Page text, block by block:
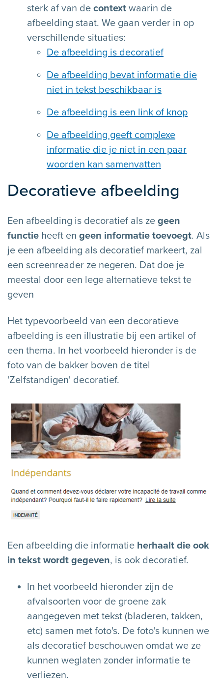
sterk af van de context waarin de
afbeelding staat. We gaan verder in op
verschillende situaties:
De afbeelding is decoratief
De afbeelding bevat informatie die
niet in tekst beschikbaar is
De afbeelding is een link of knop
De afbeelding geeft complexe
informatie die je niet in een paar
woorden kan samenvatten
Decoratieve afbeelding
Een afbeelding is decoratief als ze geen
functie heeft en geen informatie toevoegt. Als
je een afbeelding als decoratief markeert, zal
een screenreader ze negeren. Dat doe je
meestal door een lege alternatieve tekst te
geven
Het typevoorbeeld van een decoratieve
afbeelding is een illustratie bij een artikel of
een thema. In het voorbeeld hieronder is de
foto van de bakker boven de titel
'Zelfstandigen' decoratief.
Een afbeelding die informatie herhaalt die ook
in tekst wordt gegeven, is ook decoratief.
In het voorbeeld hieronder zijn de
afvalsoorten voor de groene zak
aangegeven met tekst (bladeren, takken,
etc) samen met foto's. De foto's kunnen we
als decoratief beschouwen omdat we ze
kunnen weglaten zonder informatie te
verliezen.